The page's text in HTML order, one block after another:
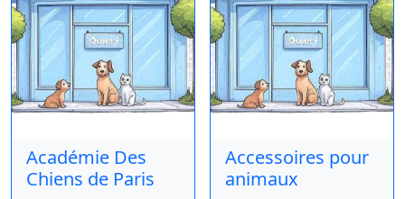
Académie Des
Chiens de Paris
Accessoires pour
animaux